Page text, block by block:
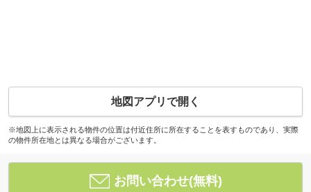
地図アプリで開く
※地図上に表示される物件の位置は付近住所に所在することを表すものであり、実際
の物件所在地とは異なる場合がございます。
お問い合わせ(無料)